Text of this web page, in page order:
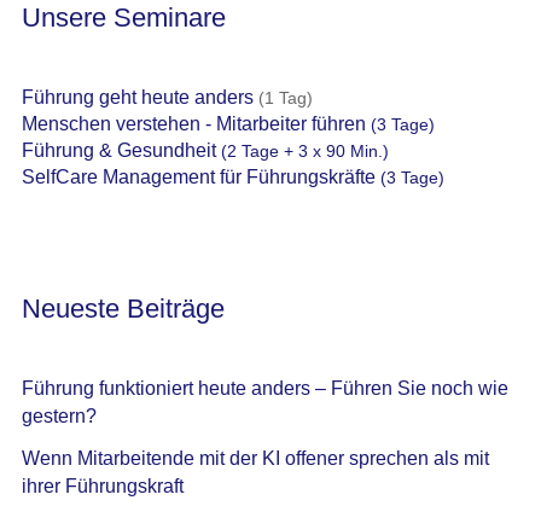
Unsere Seminare
Führung geht heute anders(1 Tag)
Menschen verstehen - Mitarbeiter führen (3 Tage)
Führung & Gesundheit(2 Tage + 3 x 90 Min.)
SelfCare Management für Führungskräfte(3 Tage)
Neueste Beiträge
Führung funktioniert heute anders – Führen Sie noch wie
gestern?
Wenn Mitarbeitende mit der KI offener sprechen als mit
ihrer Führungskraft